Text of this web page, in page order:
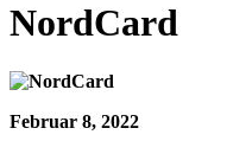
NordCard
Februar 8, 2022